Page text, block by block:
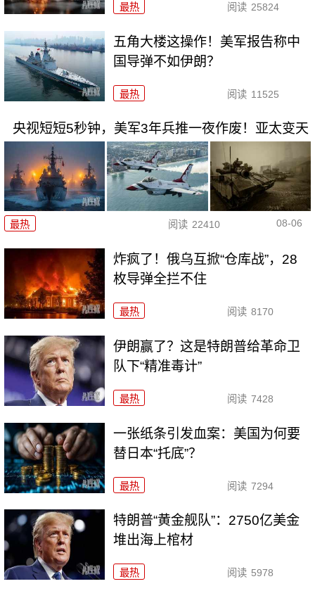
最热 阅读 25824
五角大楼这操作！美军报告称中
国导弹不如伊朗？
最热 阅读 11525
央视短短5秒钟，美军3年兵推一夜作废！亚太变天
最热 阅读 22410 08-06
炸疯了！俄乌互掀“仓库战”，28
枚导弹全拦不住
最热 阅读 8170
伊朗赢了？这是特朗普给革命卫
队下“精准毒计”
最热 阅读 7428
一张纸条引发血案：美国为何要
替日本“托底”？
最热 阅读 7294
特朗普“黄金舰队”：2750亿美金
堆出海上棺材
最热 阅读 5978